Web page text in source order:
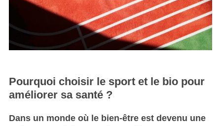
Pourquoi choisir le sport et le bio pour
améliorer sa santé ?
Dans un monde où le bien-être est devenu une